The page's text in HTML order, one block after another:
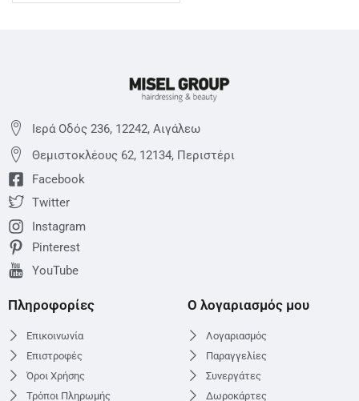
Ιερά Οδός 236, 12242, Αιγάλεω
Θεμιστoκλέους 62, 12134, Περιστέρι
Facebook
Twitter
Instagram
Pinterest
YouTube
Πληροφορίες
Επικοινωνία
Επιστροφές
Όροι Χρήσης
Τρόποι Πληρωμής
Ο λογαριασμός μου
Λογαριασμός
Παραγγελίες
Συνεργάτες
Δωροκάρτες